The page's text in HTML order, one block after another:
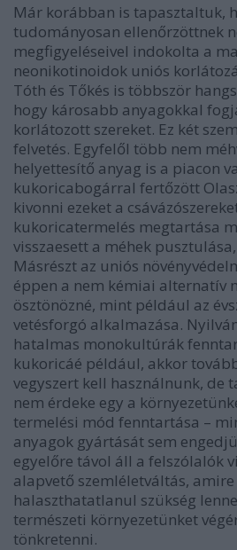
Már korábban is tapasztaltuk,
tudományosan ellenőrzöttnek
megfigyeléseivel indokolta a
neonikotinoidok uniós
Tóth és Tőkés is többször
hogy károsabb anyagokkal
korlátozott szereket. Ez két
felvetés. Egyfelől több nem
helyettesítő anyag is a piacon
kukoricabogárral fertőzött
kivonni ezeket a
kukoricatermelés megtartása
visszaesett a méhek
Másrészt az uniós
éppen a nem kémiai alternatív
ösztönözné, mint például az
vetésforgó alkalmazása.
hatalmas monokultúrák
kukoricáé például, akkor
vegyszert kell használnunk, de
nem érdeke egy a
termelési mód fenntartása –
anyagok gyártását sem
egyelőre távol áll a felszólalók
alapvető szemléletváltás,
halaszthatatlanul szükség
természeti környezetünket
tönkretenni.